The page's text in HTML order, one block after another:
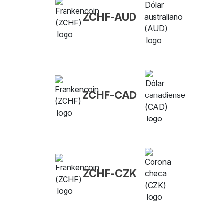
ZCHF-AUD
ZCHF-CAD
ZCHF-CZK